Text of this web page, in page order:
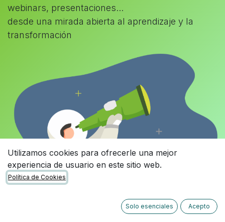
webinars, presentaciones...
desde una mirada abierta al aprendizaje y la
transformación
Utilizamos cookies para ofrecerle una mejor
experiencia de usuario en este sitio web.
Política de Cookies
Solo esenciales Acepto